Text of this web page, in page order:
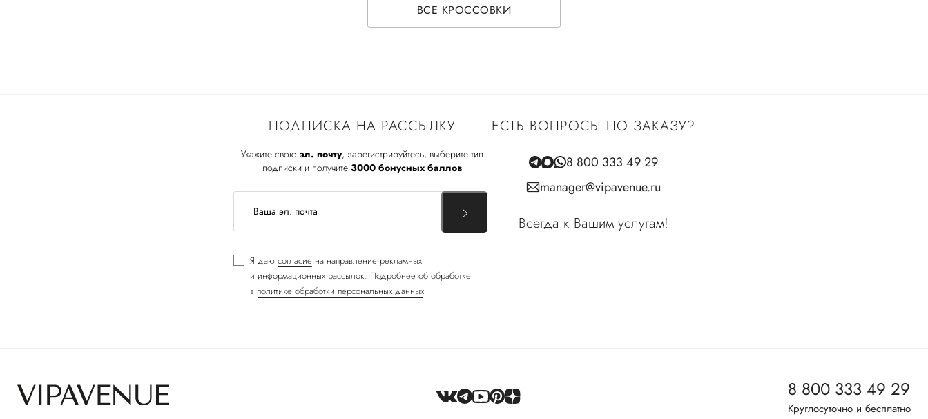
ВСЕ КРОССОВКИ
ПОДПИСКА НА РАССЫЛКУ
Укажите свою эл. почту, зарегистрируйтесь, выберите тип
подписки и получите 3000 бонусных баллов
Я даю согласие на направление рекламных
и информационных рассылок. Подробнее об обработке
в политике обработки персональных данных
ЕСТЬ ВОПРОСЫ ПО ЗАКАЗУ?
8 800 333 49 29
manager@vipavenue.ru
Всегда к Вашим услугам!
8 800 333 49 29
Круглосуточно и бесплатно